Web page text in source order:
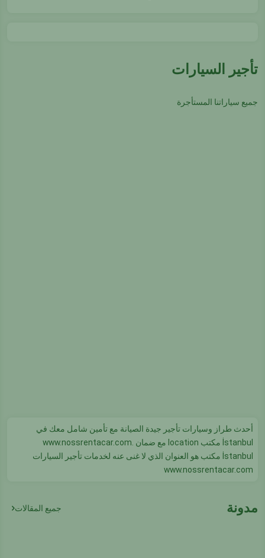
تأجير السيارات
جميع سياراتنا المستأجرة
أحدث طراز وسيارات تأجير جيدة الصيانة مع تأمين شامل معك في
İstanbul مكتب location مع ضمان www.nossrentacar.com.
İstanbul مكتب هو العنوان الذي لا غنى عنه لخدمات تأجير السيارات
www.nossrentacar.com
مدونة جميع المقالات